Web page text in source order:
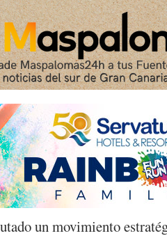
un movimiento